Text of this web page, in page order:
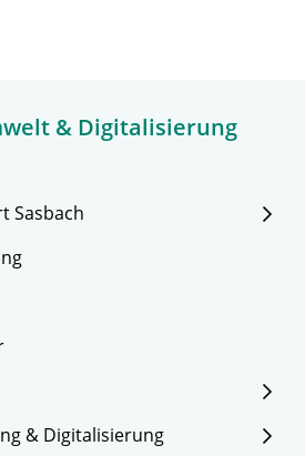
& Digitalisierung
Sasbach
& Digitalisierung